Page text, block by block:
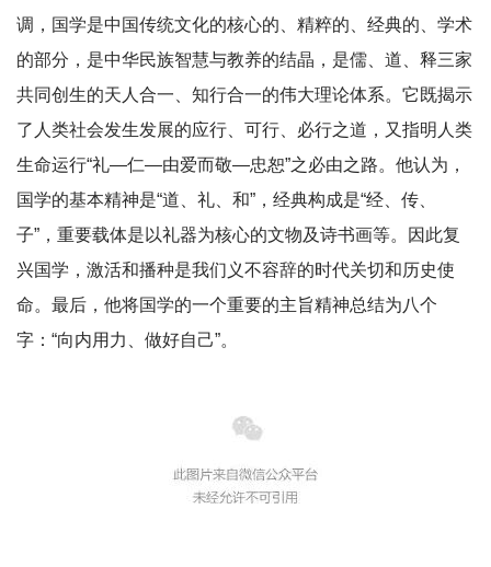
调，国学是中国传统文化的核心的、精粹的、经典的、学术
的部分，是中华民族智慧与教养的结晶，是儒、道、释三家
共同创生的天人合一、知行合一的伟大理论体系。它既揭示
了人类社会发生发展的应行、可行、必行之道，又指明人类
生命运行“礼—仁—由爱而敬—忠恕”之必由之路。他认为，
国学的基本精神是“道、礼、和”，经典构成是“经、传、
子”，重要载体是以礼器为核心的文物及诗书画等。因此复
兴国学，激活和播种是我们义不容辞的时代关切和历史使
命。最后，他将国学的一个重要的主旨精神总结为八个
字：“向内用力、做好自己”。